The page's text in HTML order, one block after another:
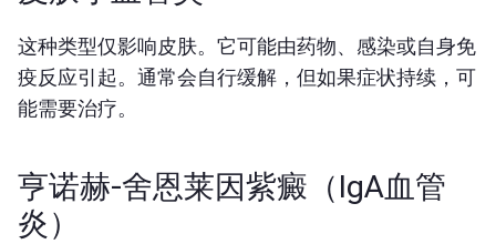
这种类型仅影响皮肤。它可能由药物、感染或自身免
疫反应引起。通常会自行缓解，但如果症状持续，可
能需要治疗。
亨诺赫-舍恩莱因紫癜（IgA血管
炎）